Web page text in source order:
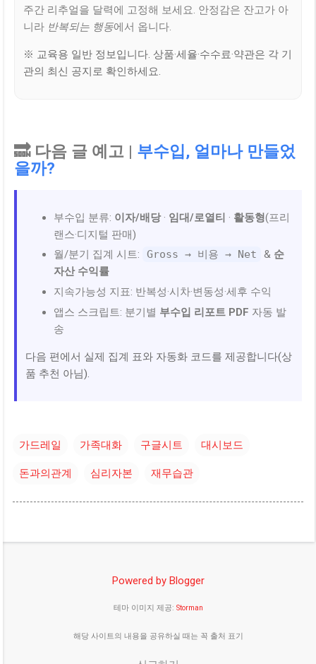
주간 리추얼을 달력에 고정해 보세요. 안정감은 잔고가 아
니라 반복되는 행동에서 옵니다.
※ 교육용 일반 정보입니다. 상품·세율·수수료·약관은 각 기
관의 최신 공지로 확인하세요.
🔜 다음 글 예고 | 부수입, 얼마나 만들었
을까?
부수입 분류: 이자/배당· 임대/로열티 · 활동형(프리
랜스·디지털 판매)
월/분기 집계 시트:
Gross → 비용 → Net & 순
자산 수익률
지속가능성 지표: 반복성·시차·변동성·세후 수익
앱스 스크립트: 분기별 부수입 리포트 PDF 자동 발
송
다음 편에서 실제 집계 표와 자동화 코드를 제공합니다(상
품 추천 아님).
가드레일 가족대화 구글시트 대시보드
돈과의관계 심리자본 재무습관
Powered by Blogger
테마 이미지 제공: Storman
해당 사이트의 내용을 공유하실 때는 꼭 출처 표기